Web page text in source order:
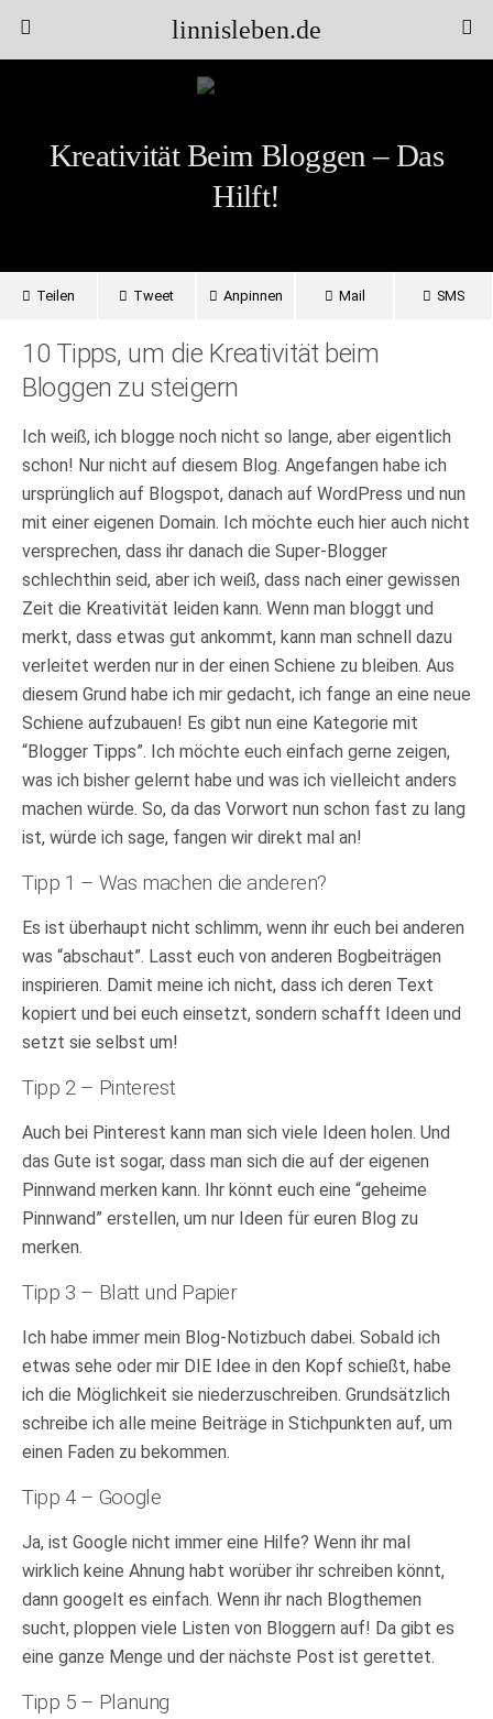
linnisleben.de
Kreativität Beim Bloggen – Das
Hilft!
Teilen Tweet Anpinnen Mail SMS
10 Tipps, um die Kreativität beim
Bloggen zu steigern
Ich weiß, ich blogge noch nicht so lange, aber eigentlich
schon! Nur nicht auf diesem Blog. Angefangen habe ich
ursprünglich auf Blogspot, danach auf WordPress und nun
mit einer eigenen Domain. Ich möchte euch hier auch nicht
versprechen, dass ihr danach die Super-Blogger
schlechthin seid, aber ich weiß, dass nach einer gewissen
Zeit die Kreativität leiden kann. Wenn man bloggt und
merkt, dass etwas gut ankommt, kann man schnell dazu
verleitet werden nur in der einen Schiene zu bleiben. Aus
diesem Grund habe ich mir gedacht, ich fange an eine neue
Schiene aufzubauen! Es gibt nun eine Kategorie mit
“Blogger Tipps”. Ich möchte euch einfach gerne zeigen,
was ich bisher gelernt habe und was ich vielleicht anders
machen würde. So, da das Vorwort nun schon fast zu lang
ist, würde ich sage, fangen wir direkt mal an!
Tipp 1 – Was machen die anderen?
Es ist überhaupt nicht schlimm, wenn ihr euch bei anderen
was “abschaut”. Lasst euch von anderen Bogbeiträgen
inspirieren. Damit meine ich nicht, dass ich deren Text
kopiert und bei euch einsetzt, sondern schafft Ideen und
setzt sie selbst um!
Tipp 2 – Pinterest
Auch bei Pinterest kann man sich viele Ideen holen. Und
das Gute ist sogar, dass man sich die auf der eigenen
Pinnwand merken kann. Ihr könnt euch eine “geheime
Pinnwand” erstellen, um nur Ideen für euren Blog zu
merken.
Tipp 3 – Blatt und Papier
Ich habe immer mein Blog-Notizbuch dabei. Sobald ich
etwas sehe oder mir DIE Idee in den Kopf schießt, habe
ich die Möglichkeit sie niederzuschreiben. Grundsätzlich
schreibe ich alle meine Beiträge in Stichpunkten auf, um
einen Faden zu bekommen.
Tipp 4 – Google
Ja, ist Google nicht immer eine Hilfe? Wenn ihr mal
wirklich keine Ahnung habt worüber ihr schreiben könnt,
dann googelt es einfach. Wenn ihr nach Blogthemen
sucht, ploppen viele Listen von Bloggern auf! Da gibt es
eine ganze Menge und der nächste Post ist gerettet.
Tipp 5 – Planung